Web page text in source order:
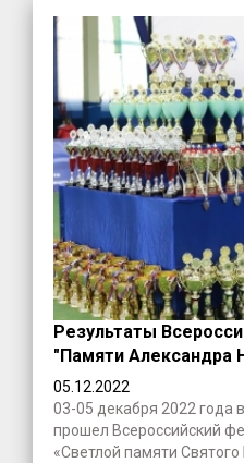
Результаты
"Памяти Александра
05.12.2022
03-05 декабря 2022 года
прошел Всероссийский
«Светлой памяти